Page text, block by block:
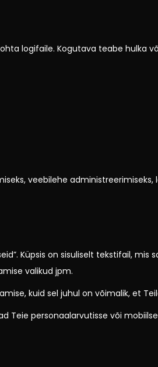
logifaile. Kogutava teabe hulka
veebilehe
Küpsis on sisuliselt tekstifail,
valikud jpm.
kuid sel juhul on võimalik, et
Teie personaalarvutisse või